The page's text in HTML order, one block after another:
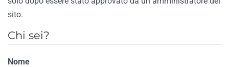
sito.
Chi sei?
Nome